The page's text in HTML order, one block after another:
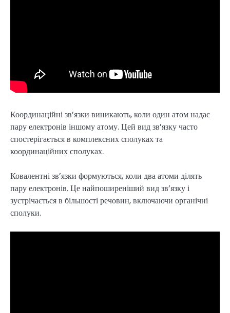
Координаційні зв’язки виникають, коли один атом надає
пару електронів іншому атому. Цей вид зв’язку часто
спостерігається в комплексних сполуках та
координаційних сполуках.
Ковалентні зв’язки формуються, коли два атоми ділять
пару електронів. Це найпоширеніший вид зв’язку і
зустрічається в більшості речовин, включаючи органічні
сполуки.